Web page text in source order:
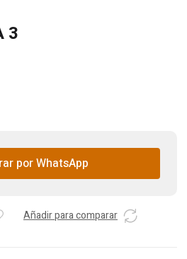
3
por WhatsApp
Añadir para comparar